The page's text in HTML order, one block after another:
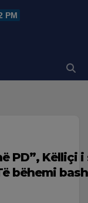
PM
PD”, Këlliçi
bëhemi